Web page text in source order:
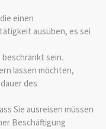
einen
ausüben, es sei
sein.
lassen möchten,
des
Sie ausreisen müssen
Beschäftigung